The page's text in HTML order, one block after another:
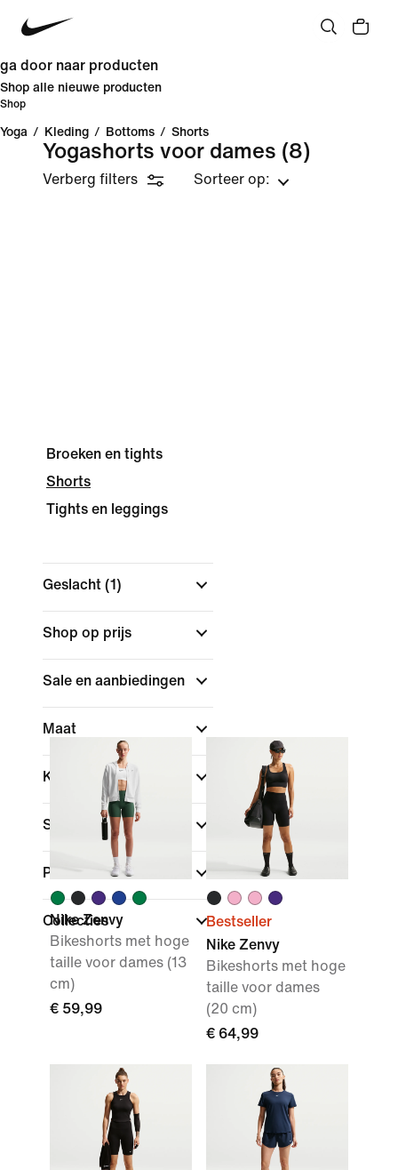
ga door naar producten
Shop alle nieuwe producten
Shop
Yoga / Kleding / Bottoms / Shorts
Yogashorts voor dames (8)
Verberg filters Sorteer op:
Broeken en tights
Shorts
Tights en leggings
Geslacht (1)
Shop op prijs
Sale en aanbiedingen
Maat
Kleur
Sport
Pasvorm
Collecties
Nike Zenvy
Bikeshorts met hoge
taille voor dames (13
cm)
€ 59,99
Bestseller
Nike Zenvy
Bikeshorts met hoge
taille voor dames
(20 cm)
€ 64,99